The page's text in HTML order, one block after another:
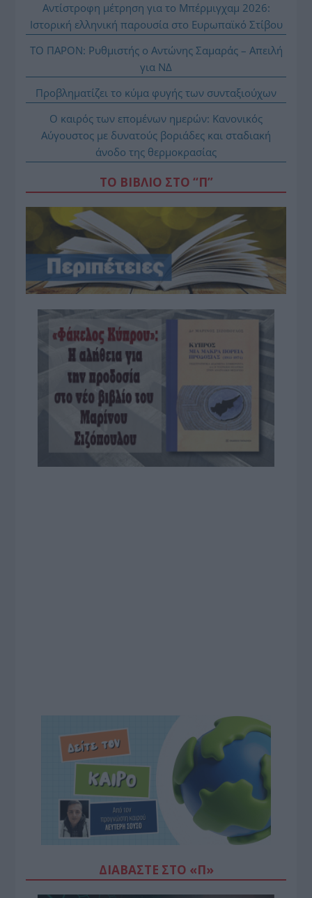
Αντίστροφη μέτρηση για το Μπέρμιγχαμ 2026:
Ιστορική ελληνική παρουσία στο Ευρωπαϊκό Στίβου
ΤΟ ΠΑΡΟΝ: Ρυθμιστής ο Αντώνης Σαμαράς – Απειλή
για ΝΔ
Προβληματίζει το κύμα φυγής των συνταξιούχων
Ο καιρός των επομένων ημερών: Κανονικός
Αύγουστος με δυνατούς βοριάδες και σταδιακή
άνοδο της θερμοκρασίας
ΤΟ ΒΙΒΛΙΟ ΣΤΟ “Π”
ΔΙΑΒΆΣΤΕ ΣΤΟ «Π»